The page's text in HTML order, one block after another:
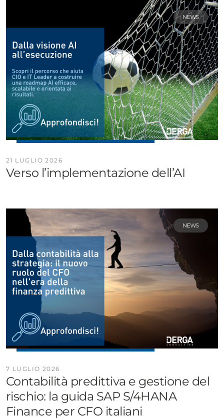
NEWS
21 LUGLIO 2026
Verso l’implementazione dell’AI
NEWS
7 LUGLIO 2026
Contabilità predittiva e gestione del
rischio: la guida SAP S/4HANA
Finance per CFO italiani